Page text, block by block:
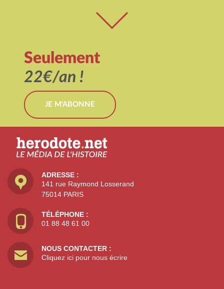
Seulement
22€/an !
JE M'ABONNE
ADRESSE :
141 rue Raymond Losserand
75014 PARIS
TÉLÉPHONE :
01 88 48 61 00
NOUS CONTACTER :
Cliquez ici pour nous écrire